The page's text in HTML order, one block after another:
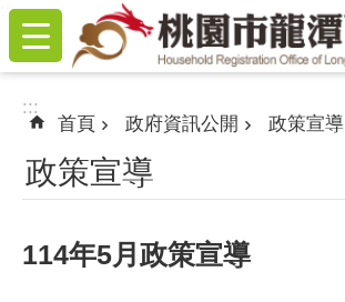
跳到主要內容區塊
:::
:::
首頁 政府資訊公開 政策宣導
政策宣導
114年5月政策宣導